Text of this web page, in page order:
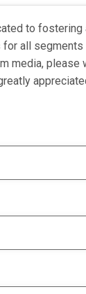
to fostering
for all segments
media, please